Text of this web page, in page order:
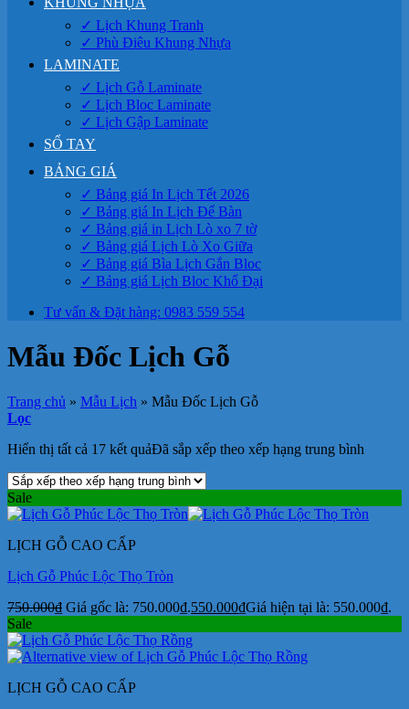
✓ Lịch Khung Tranh
✓ Phù Điêu Khung Nhựa
LAMINATE
✓ Lịch Gỗ Laminate
✓ Lịch Bloc Laminate
✓ Lịch Gập Laminate
SỔ TAY
BẢNG GIÁ
✓ Bảng giá In Lịch Tết 2026
✓ Bảng giá In Lịch Để Bàn
✓ Bảng giá in Lịch Lò xo 7 tờ
✓ Bảng giá Lịch Lò Xo Giữa
✓ Bảng giá Bìa Lịch Gắn Bloc
✓ Bảng giá Lịch Bloc Khổ Đại
Tư vấn & Đặt hàng: 0983 559 554
Mẫu Đốc Lịch Gỗ
Trang chủ » Mẫu Lịch » Mẫu Đốc Lịch Gỗ
Lọc
Hiển thị tất cả 17 kết quảĐã sắp xếp theo xếp hạng trung bình
Sale
LỊCH GỖ CAO CẤP
Lịch Gỗ Phúc Lộc Thọ Tròn
750.000₫ Giá gốc là: 750.000₫.550.000₫Giá hiện tại là: 550.000₫.
Sale
LỊCH GỖ CAO CẤP